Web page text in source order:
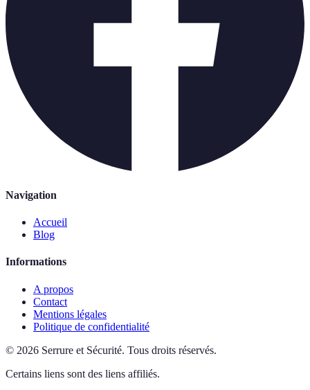
Navigation
Accueil
Blog
Informations
A propos
Contact
Mentions légales
Politique de confidentialité
© 2026 Serrure et Sécurité. Tous droits réservés.
Certains liens sont des liens affiliés.